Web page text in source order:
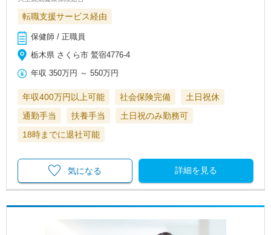
転職支援サービス経由
保健師 / 正職員
栃木県 さくら市 鷲宿4776-4
年収 350万円 ～550万円
年収400万円以上可能 社会保険完備
土日祝休
通勤手当
扶養手当
土日祝のみ勤務可
18時までに退社可能
詳細を見る
気になる